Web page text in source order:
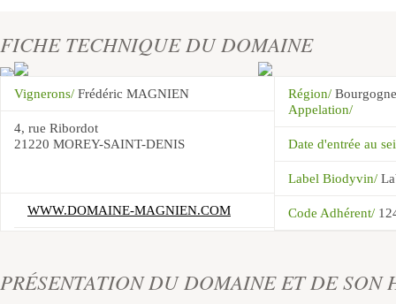
FICHE TECHNIQUE DU DOMAINE
Vignerons/ Frédéric MAGNIEN
4, rue Ribordot
21220 MOREY-SAINT-DENIS
WWW.DOMAINE-MAGNIEN.COM
Région/ Bourgogne
Appelation/
Date d'entrée au
Label Biodyvin/
Code Adhérent/
PRÉSENTATION DU DOMAINE ET DE SON